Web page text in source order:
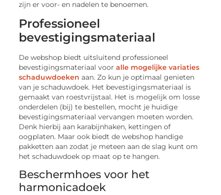
zijn er voor- en nadelen te benoemen.
Professioneel
bevestigingsmateriaal
De webshop biedt uitsluitend professioneel
bevestigingsmateriaal vooralle mogelijke variaties
schaduwdoeken aan. Zo kun je optimaal genieten
van je schaduwdoek. Het bevestigingsmateriaal is
gemaakt van roestvrijstaal. Het is mogelijk om losse
onderdelen (bij) te bestellen, mocht je huidige
bevestigingsmateriaal vervangen moeten worden.
Denk hierbij aan karabijnhaken, kettingen of
oogplaten. Maar ook biedt de webshop handige
pakketten aan zodat je meteen aan de slag kunt om
het schaduwdoek op maat op te hangen.
Beschermhoes voor het
harmonicadoek